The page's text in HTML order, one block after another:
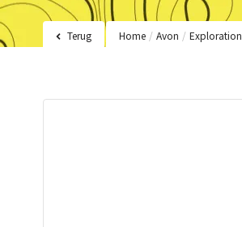
Terug Home / Avon / Exploration